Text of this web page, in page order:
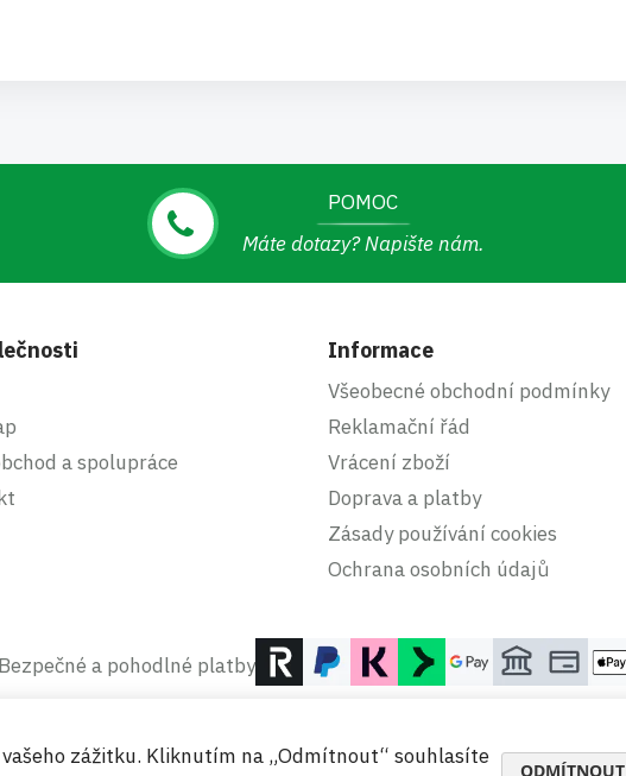
POMOC
Máte dotazy? Napište nám.
a spolupráce
Informace
Všeobecné obchodní podmínky
Reklamační řád
Vrácení zboží
Doprava a platby
Zásady používání cookies
Ochrana osobních údajů
Bezpečné a pohodlné platby
zážitku. Kliknutím na „Odmítnout“ souhlasíte
ODMÍTNOUT